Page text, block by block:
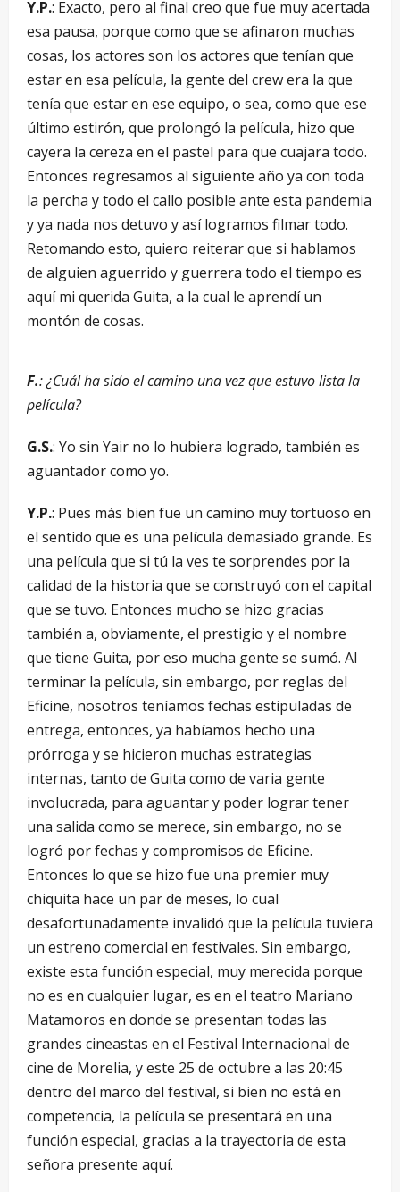
Y.P.: Exacto, pero al final creo que fue muy acertada
esa pausa, porque como que se afinaron muchas
cosas, los actores son los actores que tenían que
estar en esa película, la gente del crew era la que
tenía que estar en ese equipo, o sea, como que ese
último estirón, que prolongó la película, hizo que
cayera la cereza en el pastel para que cuajara todo.
Entonces regresamos al siguiente año ya con toda
la percha y todo el callo posible ante esta pandemia
y ya nada nos detuvo y así logramos filmar todo.
Retomando esto, quiero reiterar que si hablamos
de alguien aguerrido y guerrera todo el tiempo es
aquí mi querida Guita, a la cual le aprendí un
montón de cosas.
F.: ¿Cuál ha sido el camino una vez que estuvo lista la
película?
G.S.: Yo sin Yair no lo hubiera logrado, también es
aguantador como yo.
Y.P.: Pues más bien fue un camino muy tortuoso en
el sentido que es una película demasiado grande. Es
una película que si tú la ves te sorprendes por la
calidad de la historia que se construyó con el capital
que se tuvo. Entonces mucho se hizo gracias
también a, obviamente, el prestigio y el nombre
que tiene Guita, por eso mucha gente se sumó. Al
terminar la película, sin embargo, por reglas del
Eficine, nosotros teníamos fechas estipuladas de
entrega, entonces, ya habíamos hecho una
prórroga y se hicieron muchas estrategias
internas, tanto de Guita como de varia gente
involucrada, para aguantar y poder lograr tener
una salida como se merece, sin embargo, no se
logró por fechas y compromisos de Eficine.
Entonces lo que se hizo fue una premier muy
chiquita hace un par de meses, lo cual
desafortunadamente invalidó que la película tuviera
un estreno comercial en festivales. Sin embargo,
existe esta función especial, muy merecida porque
no es en cualquier lugar, es en el teatro Mariano
Matamoros en donde se presentan todas las
grandes cineastas en el Festival Internacional de
cine de Morelia, y este 25 de octubre a las 20:45
dentro del marco del festival, si bien no está en
competencia, la película se presentará en una
función especial, gracias a la trayectoria de esta
señora presente aquí.